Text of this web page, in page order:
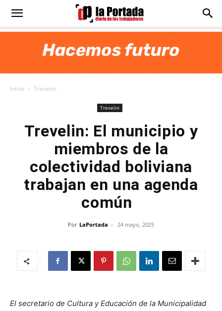
Diario
Inicio Trevelin
Trevelin
Trevelin: El municipio y
miembros de la
colectividad boliviana
trabajan en una agenda
común
Por LaPortada - 24 mayo, 2025
El secretario de Cultura y Educación de la Municipalidad